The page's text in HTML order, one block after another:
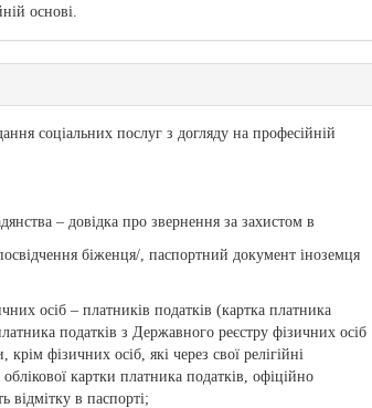
основі.
соціальних послуг з догляду на професійній
– довідка про звернення за захистом в
біженця/, паспортний документ іноземця
осіб – платників податків (картка платника
податків з Державного реєстру фізичних осіб
фізичних осіб, які через свої релігійні
картки платника податків, офіційно
в паспорті;